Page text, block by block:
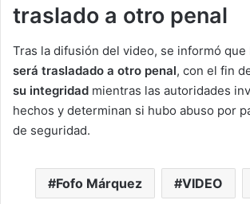
traslado a otro penal
Tras la difusión del video, se informó que
será trasladado a otro penal, con el fin
su integridad mientras las autoridades
hechos y determinan si hubo abuso por
de seguridad.
Fofo Márquez VIDEO